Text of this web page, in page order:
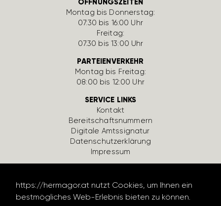
https://hermagor.at nutzt Cookies, um Ihnen ein
bestmögliches Web-Erlebnis bieten zu können.
ÖFFNUNGSZEITEN
Montag bis Donnerstag:
07:30 bis 16:00 Uhr
Freitag:
07:30 bis 13:00 Uhr
PARTEIENVERKEHR
Montag bis Freitag:
08:00 bis 12:00 Uhr
SERVICE LINKS
Kontakt
Bereit­schafts­num­mern
Digi­tale Amts­si­gnatur
Daten­schutz­er­klä­rung
Impressum